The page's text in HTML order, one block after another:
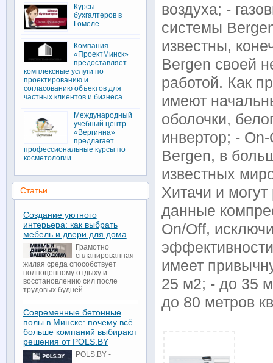
воздуха; -
системы
известны,
Bergen своей
работой. Как
имеют
оболочки,
инвертор; -
Bergen, в
известных
Хитачи и
данные
On/Off,
имеет
25 м2; - до 35
до 80 метров
Курсы
бухгалтеров в
Гомеле
Компания
«ПроектМинск»
предоставляет
комплексные услуги по
проектированию и
согласованию объектов для
частных клиентов и бизнеса.
Международный
учебный центр
«Вергинна»
предлагает
профессиональные курсы по
косметологии
Статьи
Создание уютного
интерьера: как выбрать
мебель и двери для дома
Грамотно
спланированная
жилая среда способствует
полноценному отдыху и
восстановлению сил после
трудовых будней...
Современные бетонные
полы в Минске: почему всё
больше компаний выбирают
решения от POLS.BY
POLS.BY -